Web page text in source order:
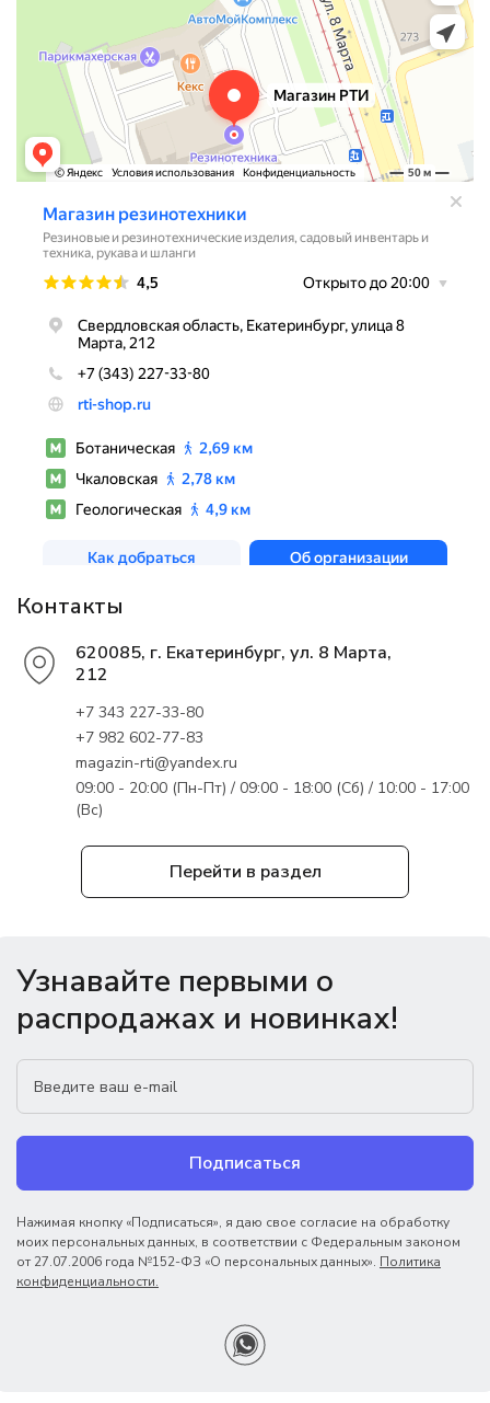
Перейти в раздел
Контакты
620085, г. Екатеринбург, ул. 8 Марта,
212
+7 343 227-33-80
+7 982 602-77-83
magazin-rti@yandex.ru
09:00 - 20:00 (Пн-Пт) / 09:00 - 18:00 (Сб) / 10:00 - 17:00
(Вс)
Узнавайте первыми о
распродажах и новинках!
Подписаться
Нажимая кнопку «Подписаться», я даю свое согласие на обработку
моих персональных данных, в соответствии с Федеральным законом
от 27.07.2006 года №152-ФЗ «О персональных данных». Политика
конфиденциальности.